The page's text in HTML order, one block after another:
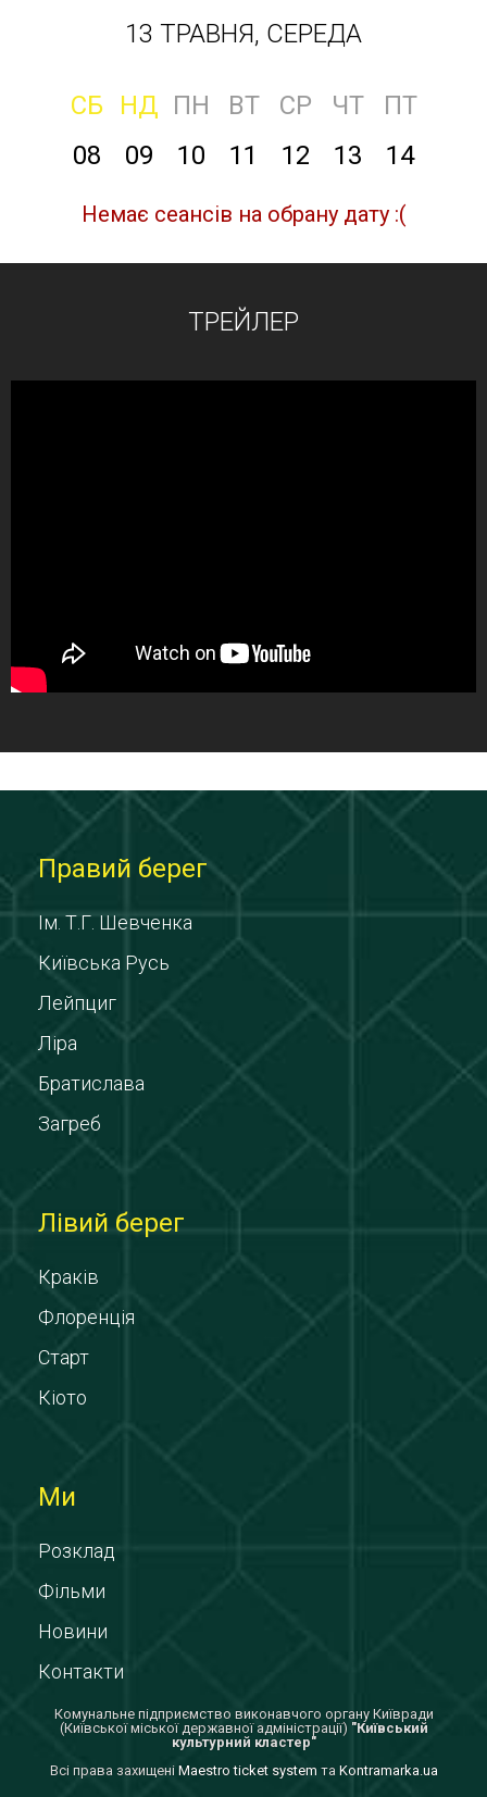
13 ТРАВНЯ, СЕРЕДА
СБ НД ПН ВТ СР ЧТ
ПТ
08
09 10 11 12 13 14
Немає сеансів на обрану дату :(
ТРЕЙЛЕР
Правий берег
Ім. Т.Г. Шевченка
Київська Русь
Лейпциг
Ліра
Братислава
Загреб
Лівий берег
Краків
Флоренція
Старт
Кіото
Ми
Розклад
Фільми
Новини
Контакти
Комунальне підприємство виконавчого органу Київради
(Київської міської державної адміністрації) "Київський
культурний кластер"
Всi права захищенi Maestro ticket system та Kontramarka.ua